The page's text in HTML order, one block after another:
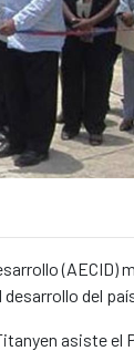
del
asiste